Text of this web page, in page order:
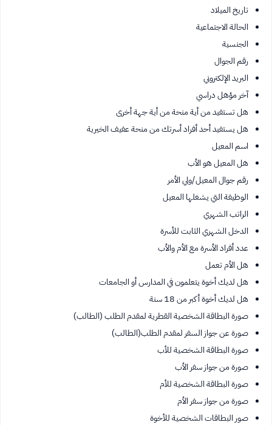
تاريخ الميلاد
الحالة الاجتماعية
الجنسية
رقم الجوال
البريد الإلكتروني
آخر مؤهل دراسي
هل تستفيد من أية منحة من أية جهة أخرى
هل يستفيد أحد أفراد أسرتك من منحة عفيف الخيرية
اسم المعيل
هل المعيل هو الأب
رقم جوال المعيل/ولي الأمر
الوظيفة التي يشغلها المعيل
الراتب الشهري
الدخل الشهري الثابت للأسرة
عدد أفراد الأسرة مع الأم والأب
هل الأم تعمل
هل لديك أخوة يتعلمون في المدارس أو الجامعات
هل لديك أخوة أكبر من 18 سنة
صورة البطاقة الشخصية القطرية لمقدم الطلب (الطالب)
صورة عن جواز السفر لمقدم الطلب(الطالب)
صورة البطاقة الشخصية للأب
صورة من جواز سفر الأب
صورة البطاقة الشخصية للأم
صورة من جواز سفر الأم
صور البطاقات الشخصية للأخوة